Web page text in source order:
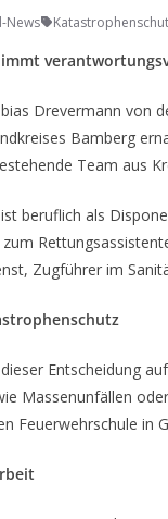
News
Drevermann von
Bamberg
Team aus
beruflich als
Zugführer im
Entscheidung
Massenunfällen
Feuerwehrschule in